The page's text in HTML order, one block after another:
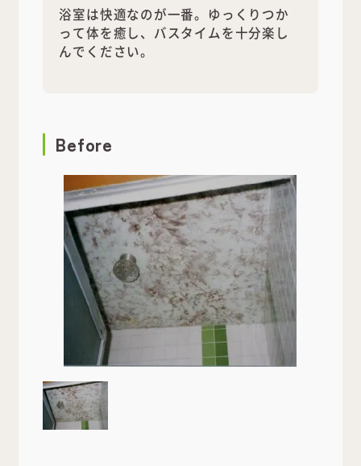
浴室は快適なのが一番。ゆっくりつか
って体を癒し、バスタイムを十分楽し
んでください。
Before